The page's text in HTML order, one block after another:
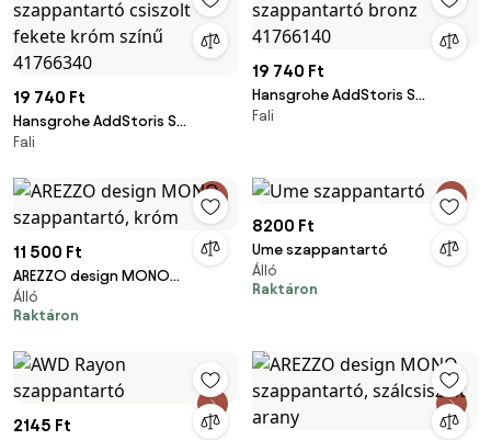
19 740 Ft
Hansgrohe AddStoris S
szappantartó csiszolt fekete
Fali
19 740 Ft
Hansgrohe AddStoris S
szappantartó bronz 41766140
Fali
11 500 Ft
AREZZO design MONO
szappantartó, króm
Álló
Raktáron
8200 Ft
Ume szappantartó
Álló
Raktáron
2145 Ft